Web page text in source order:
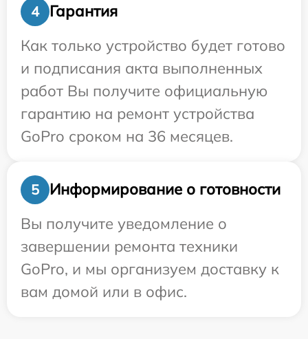
4
Гарантия
Как только устройство будет готово
и подписания акта выполненных
работ Вы получите официальную
гарантию на ремонт устройства
GoPro сроком на 36 месяцев.
5
Информирование о готовности
Вы получите уведомление о
завершении ремонта техники
GoPro, и мы организуем доставку к
вам домой или в офис.